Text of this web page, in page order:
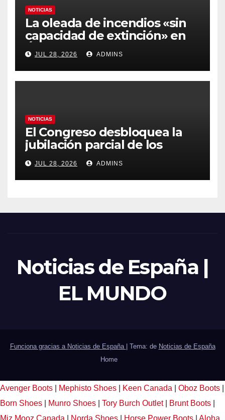
NOTICIAS
La oleada de incendios «sin
capacidad de extinción» en
Ávila y al oeste de Madrid
obliga a declarar la
emergencia nacional
JUL 28, 2026 ADMINS
NOTICIAS
El Congreso desbloquea la
jubilación parcial de los
trabajadores laborales del
sector público
JUL 28, 2026 ADMINS
Noticias de España |
EL MUNDO
Funciona gracias a Noticias de España Tema: de Noticias de España
Home
Avenger Boots Mephisto Shoes Keen Canada Oboz Boots
Born Shoes
Munro Shoes Tory Burch Outlet Brunt Boots